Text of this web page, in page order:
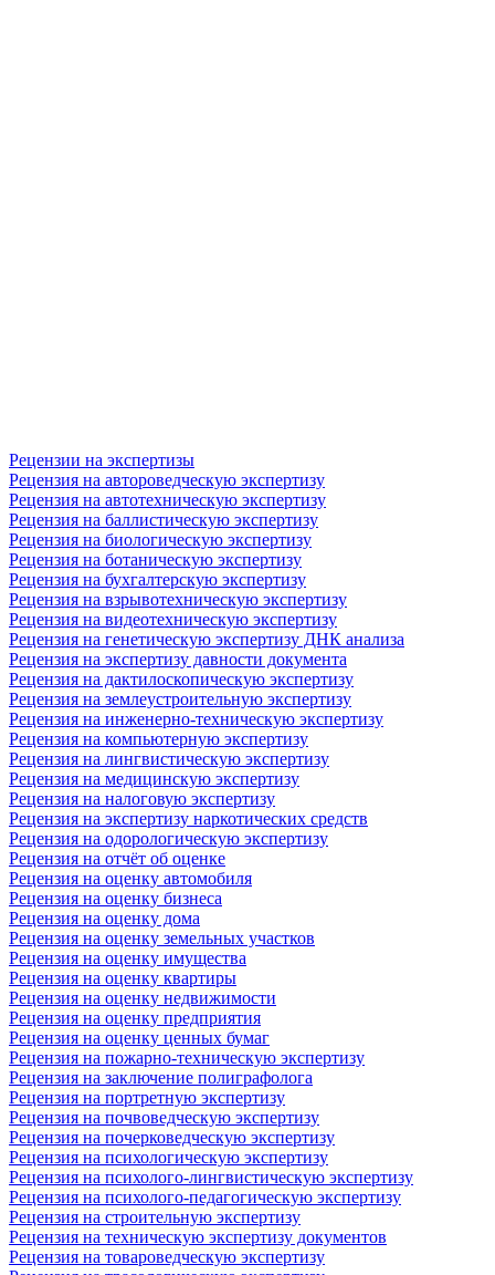
Рецензии на экспертизы
Рецензия на автороведческую экспертизу
Рецензия на автотехническую экспертизу
Рецензия на баллистическую экспертизу
Рецензия на биологическую экспертизу
Рецензия на ботаническую экспертизу
Рецензия на бухгалтерскую экспертизу
Рецензия на взрывотехническую экспертизу
Рецензия на видеотехническую экспертизу
Рецензия на генетическую экспертизу ДНК анализа
Рецензия на экспертизу давности документа
Рецензия на дактилоскопическую экспертизу
Рецензия на землеустроительную экспертизу
Рецензия на инженерно-техническую экспертизу
Рецензия на компьютерную экспертизу
Рецензия на лингвистическую экспертизу
Рецензия на медицинскую экспертизу
Рецензия на налоговую экспертизу
Рецензия на экспертизу наркотических средств
Рецензия на одорологическую экспертизу
Рецензия на отчёт об оценке
Рецензия на оценку автомобиля
Рецензия на оценку бизнеса
Рецензия на оценку дома
Рецензия на оценку земельных участков
Рецензия на оценку имущества
Рецензия на оценку квартиры
Рецензия на оценку недвижимости
Рецензия на оценку предприятия
Рецензия на оценку ценных бумаг
Рецензия на пожарно-техническую экспертизу
Рецензия на заключение полиграфолога
Рецензия на портретную экспертизу
Рецензия на почвоведческую экспертизу
Рецензия на почерковедческую экспертизу
Рецензия на психологическую экспертизу
Рецензия на психолого-лингвистическую экспертизу
Рецензия на психолого-педагогическую экспертизу
Рецензия на строительную экспертизу
Рецензия на техническую экспертизу документов
Рецензия на товароведческую экспертизу